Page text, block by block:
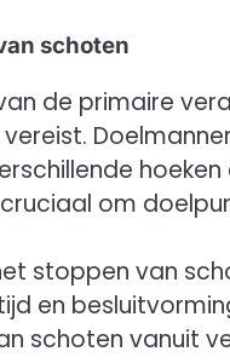
schoten
de primaire
om
stoppen van
en
schoten vanuit